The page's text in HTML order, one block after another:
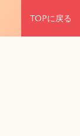
TOPに戻る